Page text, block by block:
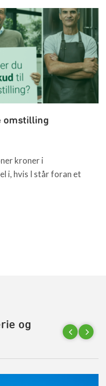
omstilling
kroner i
i, hvis I står foran et
og